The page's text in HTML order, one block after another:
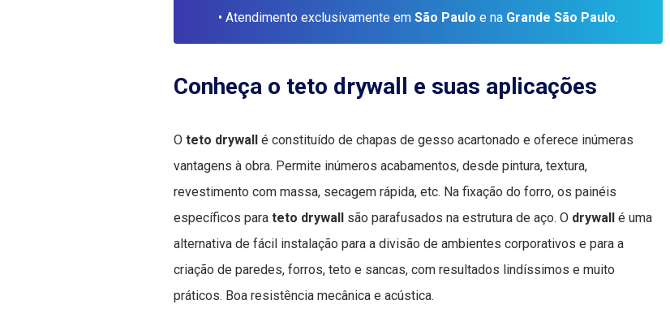
• Atendimento exclusivamente em São Paulo e na Grande São Paulo.
Conheça o teto drywall e suas aplicações
O teto drywallé constituído de chapas de gesso acartonado e oferece inúmeras
vantagens à obra. Permite inúmeros acabamentos, desde pintura, textura,
revestimento com massa, secagem rápida, etc. Na fixação do forro, os painéis
específicos para teto drywallsão parafusados na estrutura de aço. O drywall é uma
alternativa de fácil instalação para a divisão de ambientes corporativos e para a
criação de paredes, forros, teto e sancas, com resultados lindíssimos e muito
práticos. Boa resistência mecânica e acústica.